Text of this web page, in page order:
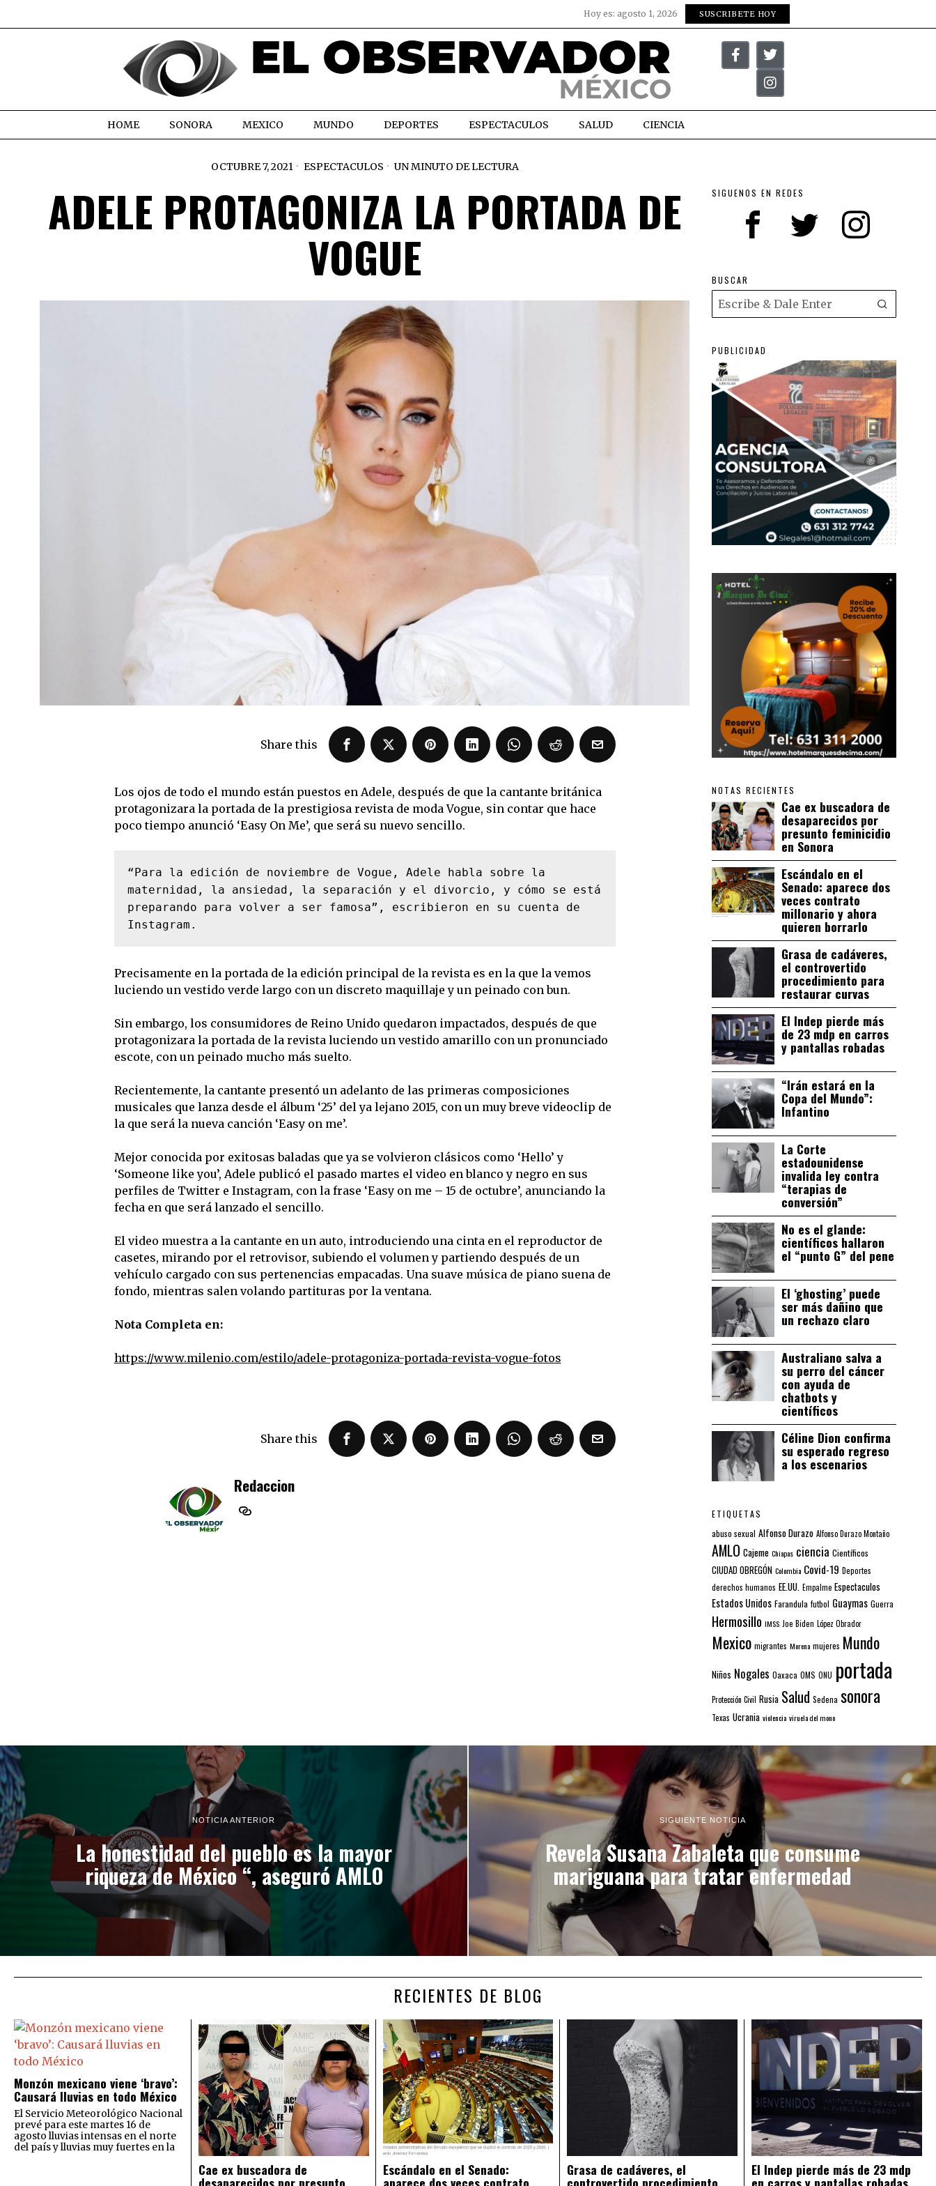
Hoy es: agosto 1, 2026 SUSCRIBETE HOY
HOME SONORA MEXICO MUNDO DEPORTES ESPECTACULOS SALUD CIENCIA
OCTUBRE 7, 2021 ESPECTACULOS UN MINUTO DE LECTURA
ADELE PROTAGONIZA LA PORTADA DE
VOGUE
Share this
Los ojos de todo el mundo están puestos en Adele, después de que la cantante británica
protagonizara la portada de la prestigiosa revista de moda Vogue, sin contar que hace
poco tiempo anunció ‘Easy On Me’, que será su nuevo sencillo.
“Para la edición de noviembre de Vogue, Adele habla sobre la
maternidad, la ansiedad, la separación y el divorcio, y cómo se está
preparando para volver a ser famosa”, escribieron en su cuenta de
Instagram.
Precisamente en la portada de la edición principal de la revista es en la que la vemos
luciendo un vestido verde largo con un discreto maquillaje y un peinado con bun.
Sin embargo, los consumidores de Reino Unido quedaron impactados, después de que
protagonizara la portada de la revista luciendo un vestido amarillo con un pronunciado
escote, con un peinado mucho más suelto.
Recientemente, la cantante presentó un adelanto de las primeras composiciones
musicales que lanza desde el álbum ‘25’ del ya lejano 2015, con un muy breve videoclip de
la que será la nueva canción ‘Easy on me’.
Mejor conocida por exitosas baladas que ya se volvieron clásicos como ‘Hello’ y
‘Someone like you’, Adele publicó el pasado martes el video en blanco y negro en sus
perfiles de Twitter e Instagram, con la frase ‘Easy on me – 15 de octubre’, anunciando la
fecha en que será lanzado el sencillo.
El video muestra a la cantante en un auto, introduciendo una cinta en el reproductor de
casetes, mirando por el retrovisor, subiendo el volumen y partiendo después de un
vehículo cargado con sus pertenencias empacadas. Una suave música de piano suena de
fondo, mientras salen volando partituras por la ventana.
Nota Completa en:
https://www.milenio.com/estilo/adele-protagoniza-portada-revista-vogue-fotos
Share this
Redaccion
SIGUENOS EN REDES
BUSCAR
PUBLICIDAD
NOTAS RECIENTES
Cae ex buscadora de
desaparecidos por
presunto feminicidio
en Sonora
Escándalo en el
Senado: aparece dos
veces contrato
millonario y ahora
quieren borrarlo
Grasa de cadáveres,
el controvertido
procedimiento para
restaurar curvas
El Indep pierde más
de 23 mdp en carros
y pantallas robadas
“Irán estará en la
Copa del Mundo”:
Infantino
La Corte
estadounidense
invalida ley contra
“terapias de
conversión”
No es el glande:
científicos hallaron
el “punto G” del pene
El ‘ghosting’ puede
ser más dañino que
un rechazo claro
Australiano salva a
su perro del cáncer
con ayuda de
chatbots y
científicos
Céline Dion confirma
su esperado regreso
a los escenarios
ETIQUETAS
abuso sexual Alfonso Durazo Alfonso Durazo Montaño
AMLO Cajeme Chiapas ciencia Científicos
CIUDAD OBREGÓN Colombia Covid-19 Deportes
derechos humanos EE.UU. Empalme Espectaculos
Estados Unidos Farandula futbol Guaymas Guerra
Hermosillo IMSS Joe Biden López Obrador
Mexico migrantes Morena mujeres Mundo
Niños Nogales Oaxaca OMS ONU portada
Protección Civil Rusia Salud Sedena sonora
Texas Ucrania violencia viruela del mono
NOTICIA ANTERIOR
La honestidad del pueblo es la mayor
riqueza de México “, aseguró AMLO
SIGUIENTE NOTICIA
Revela Susana Zabaleta que consume
mariguana para tratar enfermedad
RECIENTES DE BLOG
Monzón mexicano viene ‘bravo’:
Causará lluvias en todo México
El Servicio Meteorológico Nacional
prevé para este martes 16 de
agosto lluvias intensas en el norte
del país y lluvias muy fuertes en la
Cae ex buscadora de
desaparecidos por presunto
Escándalo en el Senado:
aparece dos veces contrato
Grasa de cadáveres, el
controvertido procedimiento
El Indep pierde más de 23 mdp
en carros y pantallas robadas